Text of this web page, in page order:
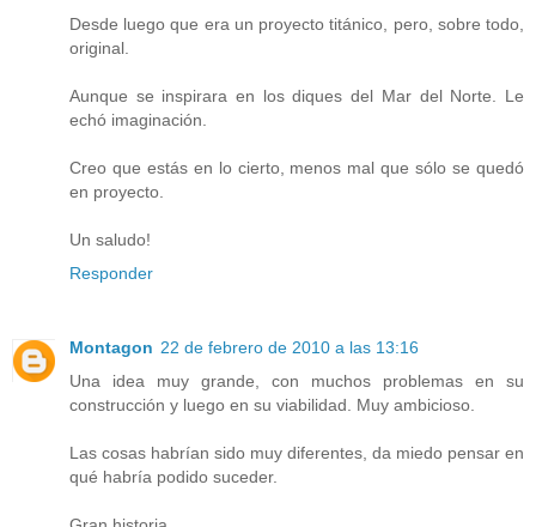
Desde luego que era un proyecto titánico, pero, sobre todo,
original.
Aunque se inspirara en los diques del Mar del Norte. Le
echó imaginación.
Creo que estás en lo cierto, menos mal que sólo se quedó
en proyecto.
Un saludo!
Responder
Montagon 22 de febrero de 2010 a las 13:16
Una idea muy grande, con muchos problemas en su
construcción y luego en su viabilidad. Muy ambicioso.
Las cosas habrían sido muy diferentes, da miedo pensar en
qué habría podido suceder.